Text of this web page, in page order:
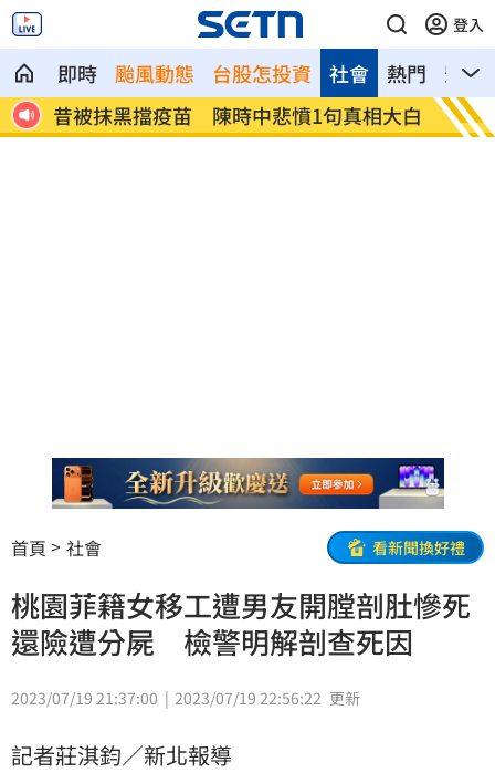
登入
即時 颱風動態 台股怎投資 熱門 影音
社會
白 全球人壽曝家庭危機 推它打造風險防護
網
71歲
吧
首頁 社會 看新聞換好禮
桃園菲籍女移工遭男友開膛剖肚慘死
還險遭分屍 檢警明解剖查死因
2023/07/19 21:37:00 2023/07/19 22:56:22 更新
記者莊淇鈞／新北報導